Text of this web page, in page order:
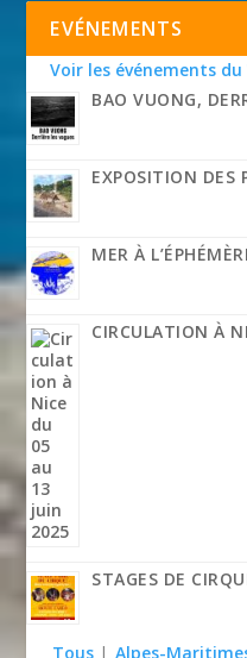
EVÉNEMENTS
Voir les événements du
BAO VUONG,
EXPOSITION DES
MER À
CIRCULATION À
STAGES DE
Tous | Alpes-